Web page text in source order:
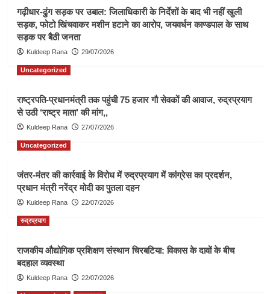
गढ़ीधार-ढुंग सड़क पर उबाल: जिलाधिकारी के निर्देशों के बाद भी नहीं खुली
सड़क, फोटो खिंचवाकर मशीन हटाने का आरोप, जयवर्धन काण्डपाल के साथ
सड़क पर बैठी जनता
Kuldeep Rana 29/07/2026
Uncategorized
राष्ट्रपति-प्रधानमंत्री तक पहुंची 75 हजार गौ सेवकों की आवाज, रुद्रप्रयाग
से उठी ‘राष्ट्र माता’ की मांग,,
Kuldeep Rana 27/07/2026
Uncategorized
जंतर-मंतर की कार्रवाई के विरोध में रुद्रप्रयाग में कांग्रेस का प्रदर्शन,
प्रधान मंत्री नरेंद्र मोदी का पुतला दहन
Kuldeep Rana 22/07/2026
रुद्रप्रयाग
राजकीय औद्योगिक प्रशिक्षण संस्थान चिरबटिया: विकास के दावों के बीच
बदहाल व्यवस्था
Kuldeep Rana 22/07/2026